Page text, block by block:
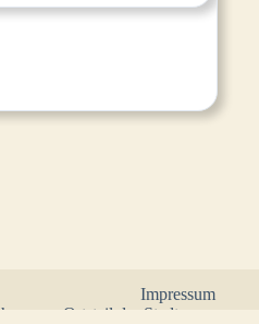
Impressum
- Ortsteil der Stadt